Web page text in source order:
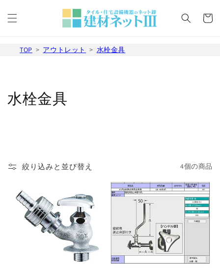
進む
ー
TOP アウトレット 水栓金具
コ
ョ
ン
水栓金具
絞り込みと並び替え 4個の商品